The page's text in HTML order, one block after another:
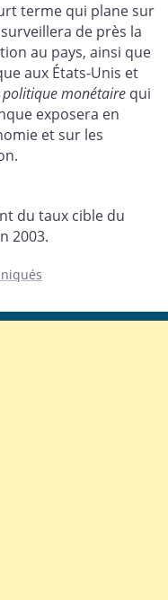
terme qui plane sur
de près la
au pays, ainsi que
aux États-Unis et
monétaire qui
exposera en
et sur les
du taux cible du
2003.